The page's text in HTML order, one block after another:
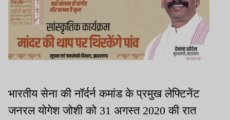
भारतीय सेना की नॉर्दर्न कमांड के प्रमुख लेफ्टिनेंट
जनरल योगेश जोशी को 31 अगस्त 2020 की रात